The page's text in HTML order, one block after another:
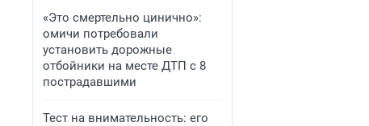
«Это смертельно цинично»:
омичи потребовали
установить дорожные
отбойники на месте ДТП с 8
пострадавшими
Тест на внимательность: его